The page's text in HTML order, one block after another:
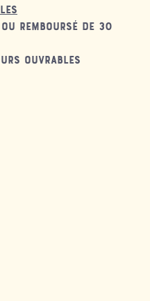
remboursé de 30
ouvrables